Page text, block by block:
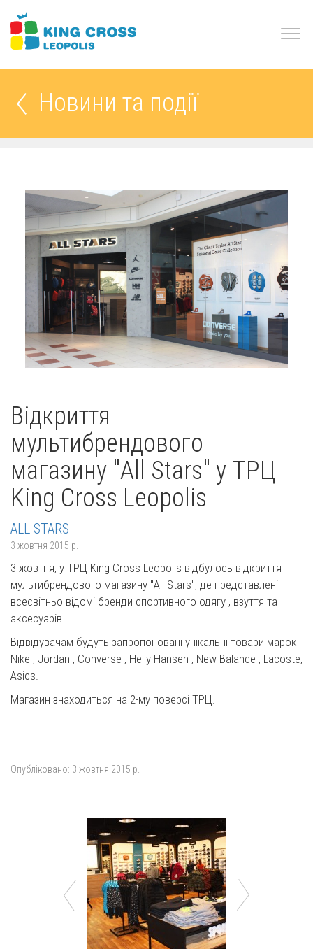
Новини та події
Відкриття
мультибрендового
магазину "All Stars" у ТРЦ
King Cross Leopolis
ALL STARS
3 жовтня 2015 р.
3 жовтня, у ТРЦ King Cross Leopolis відбулось відкриття
мультибрендового магазину "All Stars", де представлені
всесвітньо відомі бренди спортивного одягу , взуття та
аксесуарів
Відвідувачам будуть запропоновані унікальні товари марок
Nike , Jordan , Converse , Helly Hansen , New Balance , Lacoste,
Asics.
Магазин знаходиться на 2-му поверсі ТРЦ.
Опубліковано: 3 жовтня 2015 р.